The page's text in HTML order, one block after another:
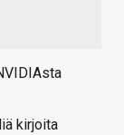
kirjoita